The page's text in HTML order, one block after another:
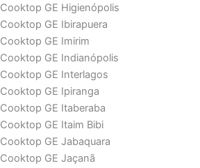
GE Higienópolis
GE Ibirapuera
GE Imirim
GE Indianópolis
GE Interlagos
GE Ipiranga
GE Itaberaba
GE Itaim Bibi
GE Jabaquara
GE Jaçanã